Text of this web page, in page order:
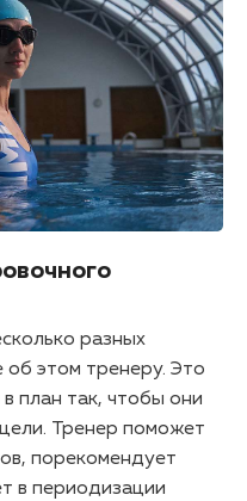
разных
об этом тренеру. Это
план так, чтобы они
Тренер поможет
порекомендует
в периодизации